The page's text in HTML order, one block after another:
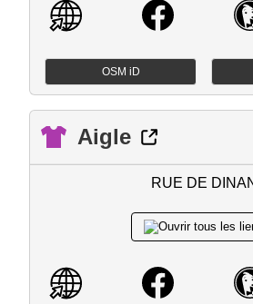
OSM iD
Aigle
RUE DE